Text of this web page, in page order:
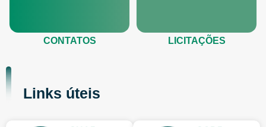
CONTATOS LICITAÇÕES
Links úteis